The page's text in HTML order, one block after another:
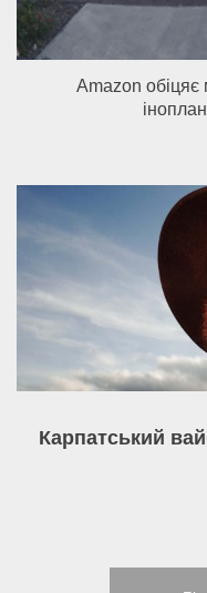
Amazon обіцяє
Карпатський